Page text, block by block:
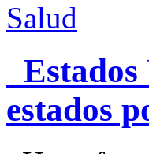
Salud
Estados
estados